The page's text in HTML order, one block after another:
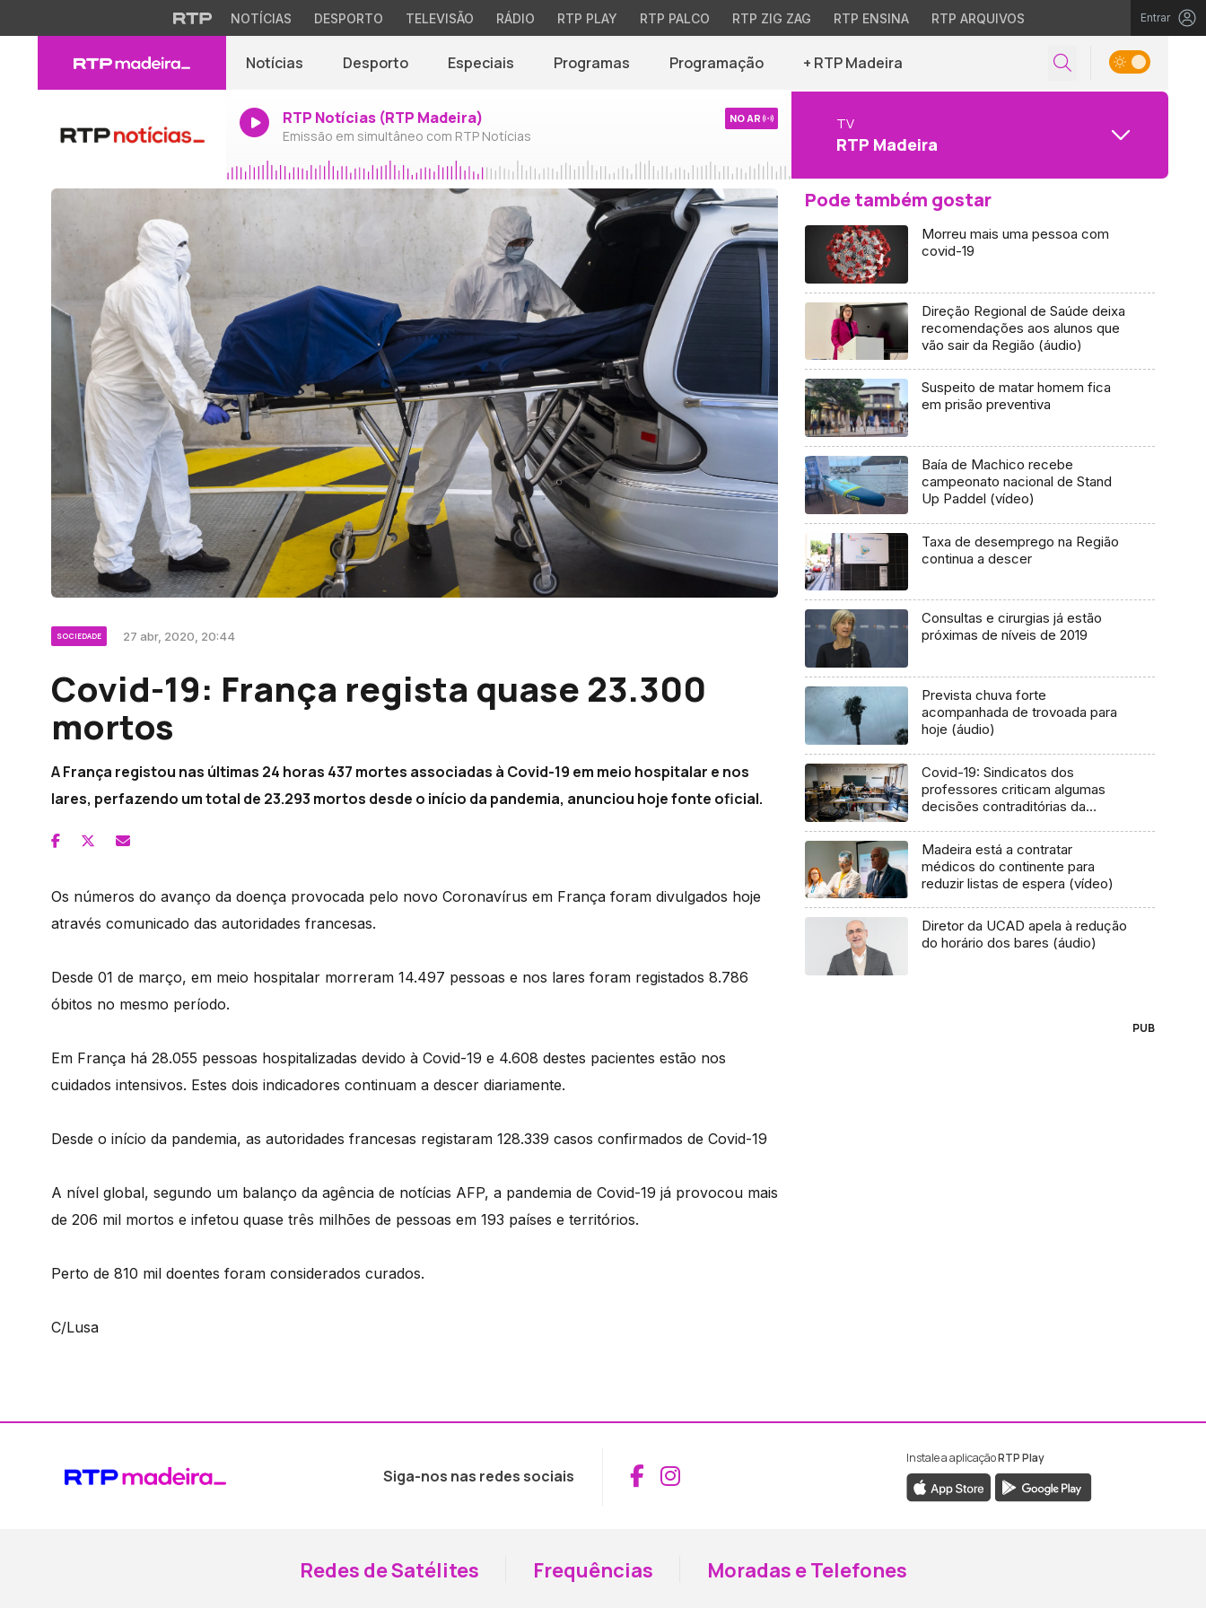
NOTÍCIAS DESPORTO TELEVISÃO RÁDIO RTP PLAY RTP PALCO RTP ZIG ZAG RTP ENSINA RTP ARQUIVOS Entrar
Notícias Desporto Especiais Programas Programação + RTP Madeira
RTP Notícias (RTP Madeira)
Emissão em simultâneo com RTP Notícias
NO AR TV
RTP Madeira
SOCIEDADE 27 abr, 2020, 20:44
Covid-19: França regista quase 23.300
mortos
A França registou nas últimas 24 horas 437 mortes associadas à Covid-19 em meio hospitalar e nos
lares, perfazendo um total de 23.293 mortos desde o início da pandemia, anunciou hoje fonte oficial.
Os números do avanço da doença provocada pelo novo Coronavírus em França foram divulgados hoje
através comunicado das autoridades francesas.
Desde 01 de março, em meio hospitalar morreram 14.497 pessoas e nos lares foram registados 8.786
óbitos no mesmo período.
Em França há 28.055 pessoas hospitalizadas devido à Covid-19 e 4.608 destes pacientes estão nos
cuidados intensivos. Estes dois indicadores continuam a descer diariamente.
Desde o início da pandemia, as autoridades francesas registaram 128.339 casos confirmados de Covid-19
A nível global, segundo um balanço da agência de notícias AFP, a pandemia de Covid-19 já provocou mais
de 206 mil mortos e infetou quase três milhões de pessoas em 193 países e territórios.
Perto de 810 mil doentes foram considerados curados.
C/Lusa
Pode também gostar
Morreu mais uma pessoa com
covid-19
Direção Regional de Saúde deixa
recomendações aos alunos que
vão sair da Região (áudio)
Suspeito de matar homem fica
em prisão preventiva
Baía de Machico recebe
campeonato nacional de Stand
Up Paddel (vídeo)
Taxa de desemprego na Região
continua a descer
Consultas e cirurgias já estão
próximas de níveis de 2019
Prevista chuva forte
acompanhada de trovoada para
hoje (áudio)
Covid-19: Sindicatos dos
professores criticam algumas
decisões contraditórias da
Madeira está a contratar
médicos do continente para
reduzir listas de espera (vídeo)
Diretor da UCAD apela à redução
do horário dos bares (áudio)
PUB
Siga-nos nas redes sociais Aceder ao Facebook da RTP Madeira
Aceder ao Instagram da RTP Madeira
Instale a aplicaçãoRTP Play
Redes de Satélites Frequências Moradas e Telefones